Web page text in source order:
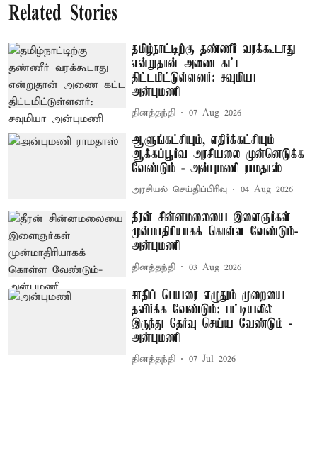
Related Stories
தமிழ்நாட்டிற்கு தண்ணீர் வரக்கூடாது
என்றுதான் அணை கட்ட
திட்டமிட்டுள்ளனர்: சவுமியா
அன்புமணி
தினத்தந்தி 07 Aug 2026
ஆளுங்கட்சியும், எதிர்க்கட்சியும்
ஆக்கப்பூர்வ அரசியலை முன்னெடுக்க
வேண்டும் - அன்புமணி ராமதாஸ்
அரசியல் செய்திப்பிரிவு 04 Aug 2026
தீரன் சின்னமலையை இளைஞர்கள்
முன்மாதிரியாகக் கொள்ள வேண்டும்-
அன்புமணி
தினத்தந்தி 03 Aug 2026
சாதிப் பெயரை எழுதும் முறையை
தவிர்க்க வேண்டும்: பட்டியலில்
இருந்து தேர்வு செய்ய வேண்டும் -
அன்புமணி
தினத்தந்தி 07 Jul 2026